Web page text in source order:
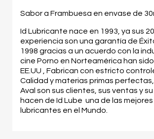
Sabor a Frambuesa en envase de
Id Lubricante nace en 1993, ya sus
experiencia son una garantía de
1998 gracias a un acuerdo con la
cine Porno en Norteamérica han
EE.UU , Fabrican con estricto
Calidad y materias primas
Aval son sus clientes, sus ventas y
hacen de Id Lube una de las
lubricantes en el Mundo.